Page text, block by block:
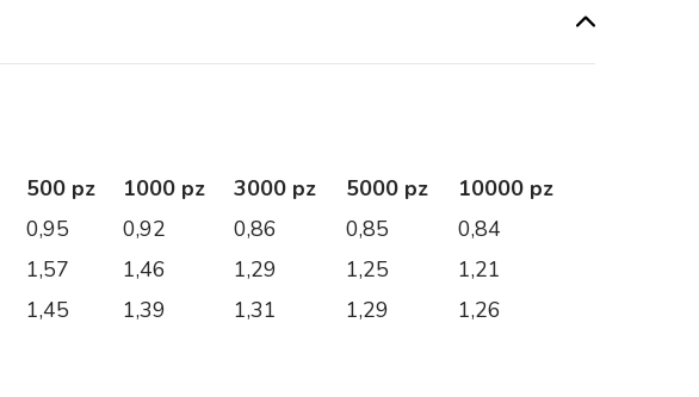
500 pz 1000 pz 3000 pz 5000 pz
10000 pz
0,95 0,92 0,86 0,85
0,84
1,57 1,46 1,29 1,25
1,21
1,45 1,39 1,31 1,29 1,26